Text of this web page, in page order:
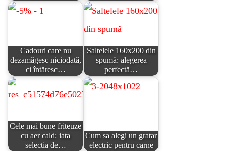
Cadouri care nu
dezamăgesc niciodată,
ci întăresc…
Saltelele 160x200 din
spumă: alegerea
perfectă…
Cele mai bune friteuze
cu aer cald: iata
selectia de…
Cum sa alegi un gratar
electric pentru carne